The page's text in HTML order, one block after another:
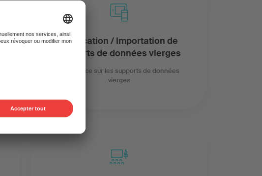
Fabrication / Importation de
supports de données vierges
Redevance sur les supports de données
vierges